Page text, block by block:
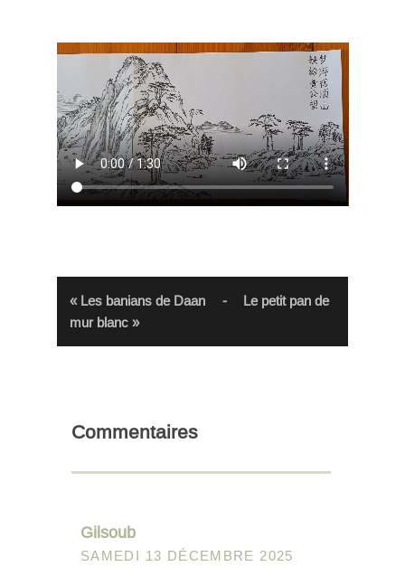
« Les banians de Daan -
Le petit pan de
mur blanc »
Commentaires
Gilsoub
SAMEDI 13 DÉCEMBRE 2025